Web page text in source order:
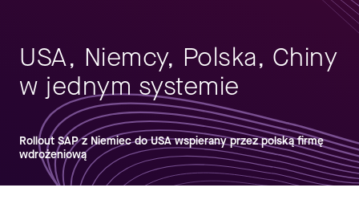
USA, Niemcy, Polska, Chiny
w jednym systemie
Rollout SAP z Niemiec do USA wspierany przez polską firmę
wdrożeniową